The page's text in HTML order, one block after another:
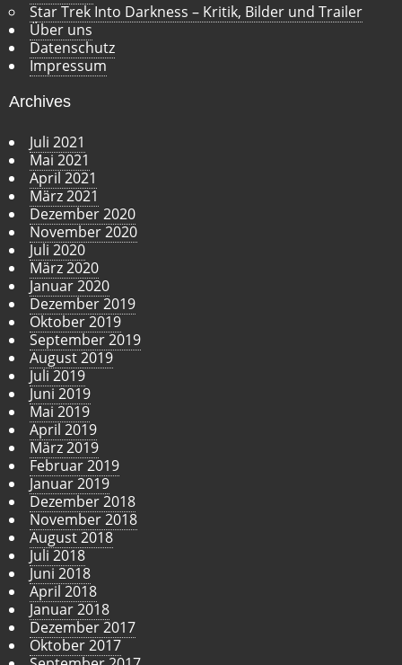
Star Trek Into Darkness – Kritik, Bilder und Trailer
Über uns
Datenschutz
Impressum
Archives
Juli 2021
Mai 2021
April 2021
März 2021
Dezember 2020
November 2020
Juli 2020
März 2020
Januar 2020
Dezember 2019
Oktober 2019
September 2019
August 2019
Juli 2019
Juni 2019
Mai 2019
April 2019
März 2019
Februar 2019
Januar 2019
Dezember 2018
November 2018
August 2018
Juli 2018
Juni 2018
April 2018
Januar 2018
Dezember 2017
Oktober 2017